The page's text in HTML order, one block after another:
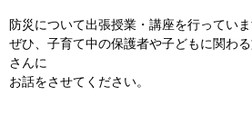
防災について出張授業・講座を行っていま
ぜひ、子育て中の保護者や子どもに関わ
さんに
お話をさせてください。